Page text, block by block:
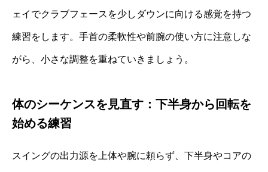
ェイでクラブフェースを少しダウンに向ける感覚を持つ
練習をします。手首の柔軟性や前腕の使い方に注意しな
がら、小さな調整を重ねていきましょう。
体のシーケンスを見直す：下半身から回転を
始める練習
スイングの出力源を上体や腕に頼らず、下半身やコアの